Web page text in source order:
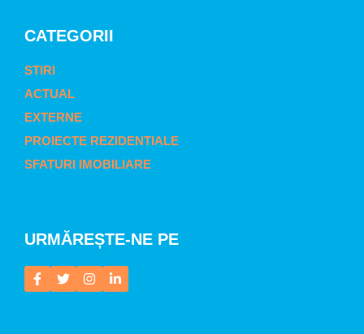
CATEGORII
STIRI
ACTUAL
EXTERNE
PROIECTE REZIDENTIALE
SFATURI IMOBILIARE
URMĂREȘTE-NE PE